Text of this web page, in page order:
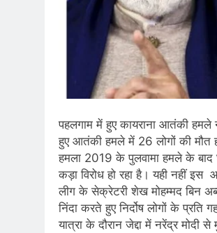
पहलगाम में हुए कायराना आतंकी
हुए आतंकी हमले में 26 लोगों की मौत
हमला 2019 के पुलवामा हमले के बाद
कड़ा विरोध हो रहा है। यही नहीं
लीग के सेक्रेटरी शेख मोहम्मद बिन
निंदा करते हुए निर्दोष लोगों के
यात्रा के दौरान जेद्दा में नरेंद्र